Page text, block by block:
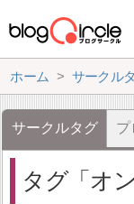
ホーム サークル
サークルタグ プ
タグ オ